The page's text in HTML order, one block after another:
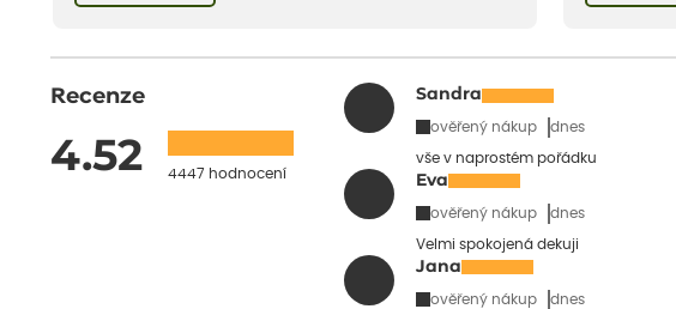
Recenze
4.52 4447 hodnocení
Sandra
ověřený nákup dnes
vše v naprostém pořádku
Eva
ověřený nákup dnes
Velmi spokojená dekuji
Jana
ověřený nákup dnes